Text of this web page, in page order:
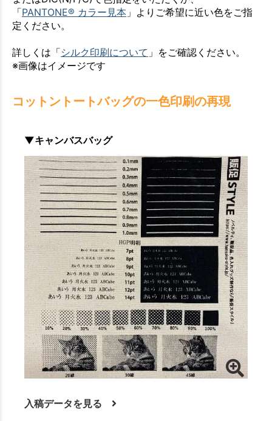
「PANTONE® カラー見本 」よりご希望に近い色をご指
定ください。
詳しくは「シルク印刷について 」をご確認ください。
※画像はイメージです
コットントートバッグの一色印刷の再現
▼キャンバスバッグ
入稿データを見る